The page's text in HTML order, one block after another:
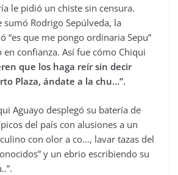
le pidió un chiste sin censura.
sumó Rodrigo Sepúlveda, la
“es que me pongo ordinaria Sepu”
en confianza. Así fue cómo Chiqui
que los haga reír sin decir
Plaza, ándate a la chu…”.
Aguayo desplegó su batería de
del país con alusiones a un
con olor a co…, lavar tazas del
y un ebrio escribiendo su